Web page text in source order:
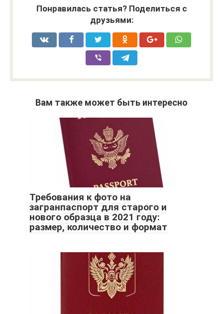
Понравилась статья? Поделиться с
друзьями:
Вам также может быть интересно
Требования к фото на
загранпаспорт для старого и
нового образца в 2021 году:
размер, количество и формат